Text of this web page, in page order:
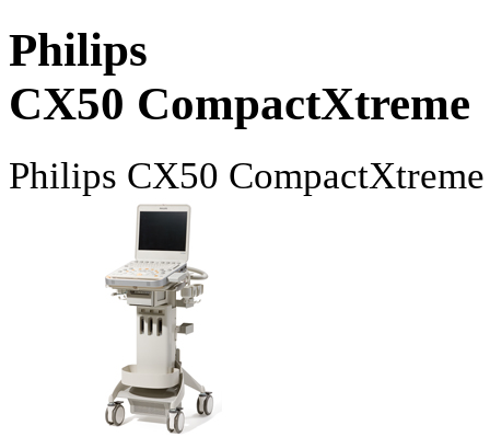
Philips
CX50 CompactXtreme
Philips CX50 CompactXtreme